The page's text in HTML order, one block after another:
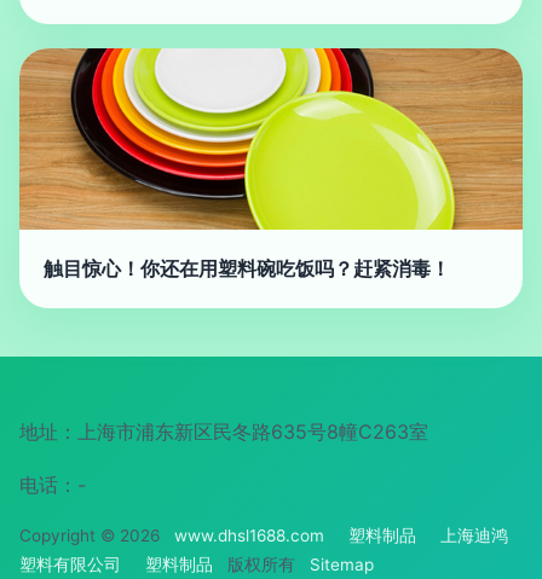
触目惊心！你还在用塑料碗吃饭吗？赶紧消毒！
地址：上海市浦东新区民冬路635号8幢C263室
电话：-
Copyright © 2026 www.dhsl1688.com 塑料制品
上海迪鸿
塑料有限公司
塑料制品 版权所有 Sitemap